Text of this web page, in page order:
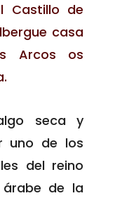
Castillo de
casa
Arcos os
seca y
uno de los
del reino
de la